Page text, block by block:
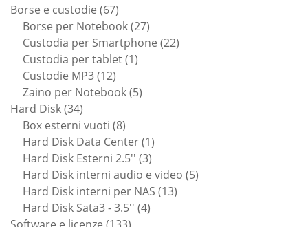
Borse e custodie 6767
prodotti
Borse per Notebook 2727
prodotti
Custodia per Smartphone 2222
Custodia per tablet 11
Custodie MP3 1212
prodotti
Zaino per Notebook 55
Hard Disk 3434
prodotti
Box esterni vuoti 88
prodotti
Hard Disk Data Center 11
prodotto
Hard Disk Esterni 2.5'' 33
prodotti
Hard Disk interni audio e video 55
Hard Disk interni per NAS 1313
Hard Disk Sata3 - 3.5'' 44
133